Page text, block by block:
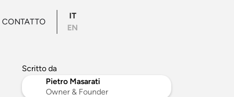
CONTATTO
IT
EN
Scritto da
Pietro Masarati
Owner & Founder